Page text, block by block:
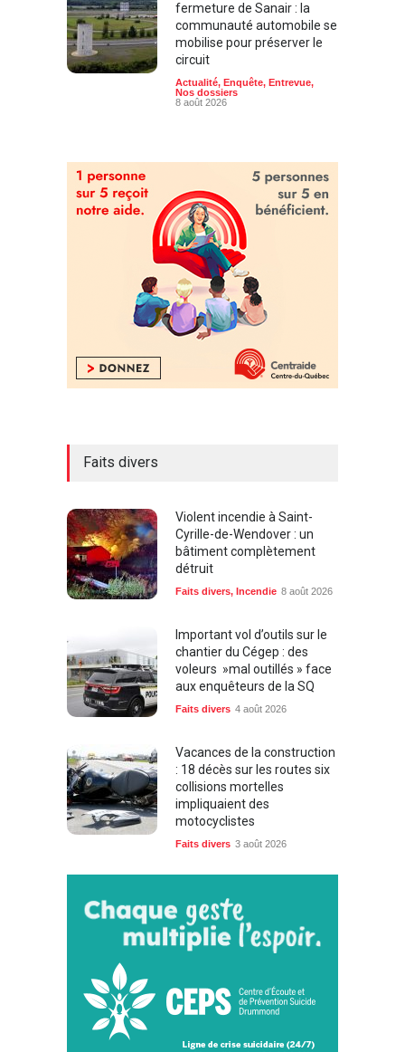
fermeture de Sanair : la
communauté automobile se
mobilise pour préserver le
circuit
Actualité, Enquête, Entrevue,
Nos dossiers
8 août 2026
Faits divers
Violent incendie à Saint-
Cyrille-de-Wendover : un
bâtiment complètement
détruit
Faits divers, Incendie 8 août 2026
Important vol d’outils sur le
chantier du Cégep : des
voleurs »mal outillés » face
aux enquêteurs de la SQ
Faits divers 4 août 2026
Vacances de la construction
: 18 décès sur les routes six
collisions mortelles
impliquaient des
motocyclistes
Faits divers 3 août 2026